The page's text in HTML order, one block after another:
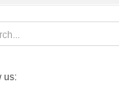
us: